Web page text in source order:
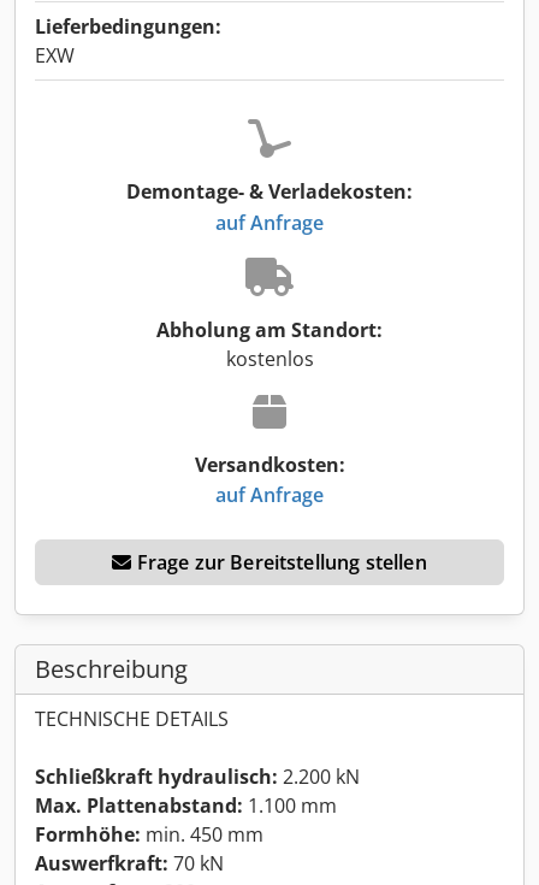
Lieferbedingungen:
EXW
Demontage- & Verladekosten:
auf Anfrage
Abholung am Standort:
kostenlos
Versandkosten:
auf Anfrage
Frage zur Bereitstellung stellen
Beschreibung
TECHNISCHE DETAILS
Schließkraft hydraulisch: 2.200 kN
Max. Plattenabstand: 1.100 mm
Formhöhe: min. 450 mm
Auswerfkraft: 70 kN